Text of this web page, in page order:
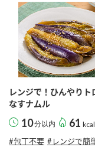
レンジで！ひんやり
なすナムル
10分以内 61 kcal
#包丁不要 #レンジで簡